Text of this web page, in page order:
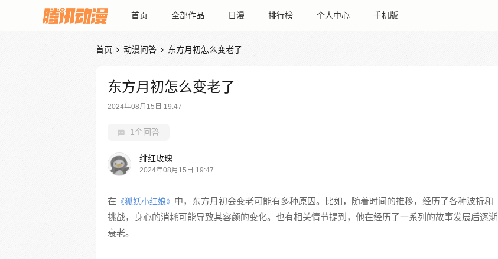
首页 全部作品 日漫 排行榜 个人中心 手机版
首页  动漫问答  东方月初怎么变老了
东方月初怎么变老了
2024年08月15日 19:47
1个回答
绯红玫瑰
2024年08月15日 19:47
在 《狐妖小红娘》 中，东方月初会变老可能有多种原因。比如，随着时间的推移，经历了各种波折和
挑战，身心的消耗可能导致其容颜的变化。也有相关情节提到，他在经历了一系列的故事发展后逐渐
衰老。